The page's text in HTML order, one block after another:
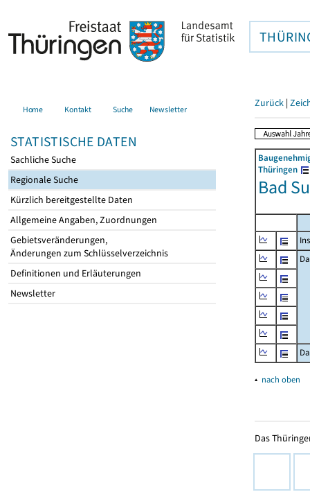
Home Kontakt Suche Newsletter
STATISTISCHE DATEN
Sachliche Suche
Regionale Suche
Kürzlich bereitgestellte Daten
Allgemeine Angaben, Zuordnungen
Gebietsveränderungen,
Änderungen zum Schlüsselverzeichnis
Definitionen und Erläuterungen
Newsletter
Zurück |
Thüringen
Bad
▴ nach oben
Das